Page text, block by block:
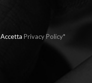
Accetta Privacy Policy*